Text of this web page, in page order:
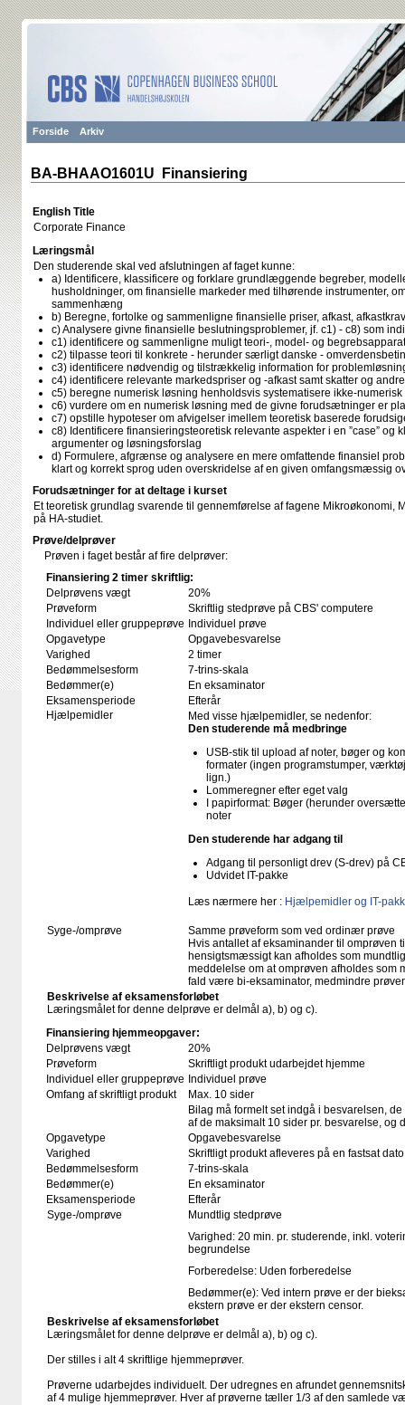
Forside Arkiv
BA-BHAAO1601U Finansiering
English Title
Corporate Finance
Læringsmål
Den studerende skal ved afslutningen af faget kunne:
a) Identificere, klassificere og forklare grundlæggende begreber,
husholdninger, om finansielle markeder med tilhørende instrumenter,
sammenhæng
b) Beregne, fortolke og sammenligne finansielle priser, afkast,
c) Analysere givne finansielle beslutningsproblemer, jf. c1) - c8) som
c1) identificere og sammenligne muligt teori-, model- og begrebsapparat
c2) tilpasse teori til konkrete - herunder særligt danske -
c3) identificere nødvendig og tilstrækkelig information for
c4) identificere relevante markedspriser og -afkast samt skatter og
c5) beregne numerisk løsning henholdsvis systematisere ikke-
c6) vurdere om en numerisk løsning med de givne forudsætninger er
c7) opstille hypoteser om afvigelser imellem teoretisk baserede
c8) Identificere finansieringsteoretisk relevante aspekter i en ”case” og
argumenter og løsningsforslag
d) Formulere, afgrænse og analysere en mere omfattende finansiel
klart og korrekt sprog uden overskridelse af en given omfangsmæssig
Forudsætninger for at deltage i kurset
Et teoretisk grundlag svarende til gennemførelse af fagene Mikroøkonomi,
på HA-studiet.
Prøve/delprøver
Prøven i faget består af fire delprøver:
Finansiering 2 timer skriftlig:
Delprøvens vægt
20%
Prøveform
Skriftlig stedprøve på CBS' computere
Individuel eller gruppeprøve Individuel prøve
Opgavetype
Opgavebesvarelse
Varighed
2 timer
Bedømmelsesform
7-trins-skala
Bedømmer(e)
En eksaminator
Eksamensperiode
Efterår
Hjælpemidler
Med visse hjælpemidler, se nedenfor:
Den studerende må medbringe
USB-stik til upload af noter, bøger og
formater (ingen programstumper,
lign.)
Lommeregner efter eget valg
I papirformat: Bøger (herunder
noter
Den studerende har adgang til
Adgang til personligt drev (S-drev) på
Udvidet IT-pakke
Læs nærmere her : Hjælpemidler og IT-
Syge-/omprøve
Samme prøveform som ved ordinær prøve
Hvis antallet af eksaminander til omprøven
hensigtsmæssigt kan afholdes som
meddelelse om at omprøven afholdes som
fald være bi-eksaminator, medmindre
Beskrivelse af eksamensforløbet
Læringsmålet for denne delprøve er delmål a), b) og c).
Finansiering hjemmeopgaver:
Delprøvens vægt
20%
Prøveform
Skriftligt produkt udarbejdet hjemme
Individuel eller gruppeprøve Individuel prøve
Omfang af skriftligt produkt
Max. 10 sider
Bilag må formelt set indgå i besvarelsen,
af de maksimalt 10 sider pr. besvarelse, og
Opgavetype
Opgavebesvarelse
Varighed
Skriftligt produkt afleveres på en fastsat
Bedømmelsesform
7-trins-skala
Bedømmer(e)
En eksaminator
Eksamensperiode
Efterår
Syge-/omprøve
Mundtlig stedprøve
Varighed: 20 min. pr. studerende, inkl.
begrundelse
Forberedelse: Uden forberedelse
Bedømmer(e): Ved intern prøve er der
ekstern prøve er der ekstern censor.
Beskrivelse af eksamensforløbet
Læringsmålet for denne delprøve er delmål a), b) og c).
Der stilles i alt 4 skriftlige hjemmeprøver.
Prøverne udarbejdes individuelt. Der udregnes en afrundet
af 4 mulige hjemmeprøver. Hver af prøverne tæller 1/3 af den samlede